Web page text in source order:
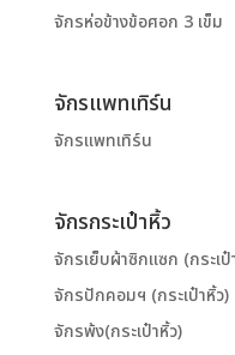
จักรห่อข้างข้อศอก 3 เข็ม
จักรแพทเทิร์น
จักรแพทเทิร์น
จักรกระเป๋าหิ้ว
จักรเย็บผ้าซิกแซก (กระเป๋
จักรปักคอมฯ (กระเป๋าหิ้ว)
จักรพ้ง(กระเป๋าหิ้ว)